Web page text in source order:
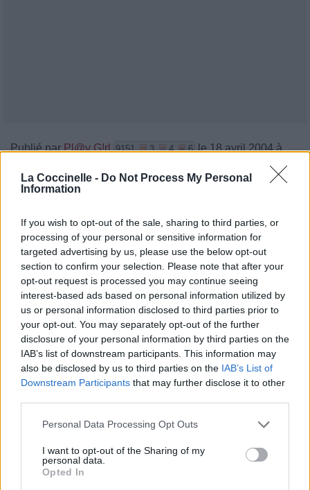
La Coccinelle - Do Not Process My Personal
Information
If you wish to opt-out of the sale, sharing to third parties, or
processing of your personal or sensitive information for
targeted advertising by us, please use the below opt-out
section to confirm your selection. Please note that after your
opt-out request is processed you may continue seeing
interest-based ads based on personal information utilized by
us or personal information disclosed to third parties prior to
your opt-out. You may separately opt-out of the further
disclosure of your personal information by third parties on the
IAB’s list of downstream participants. This information may
also be disclosed by us to third parties on the IAB’s List of
Downstream Participants that may further disclose it to other
Personal Data Processing Opt Outs
I want to opt-out of the Sharing of my
personal data.
Opted In
Publié parPl@y G!rl 9151 3 4 6 le 18 avril 2004 à
Paroles + Traduction Téléchargement
Vidéos
Commentaires
Pour prolonger le plaisir musical :
Télécharger légalement les MP3 ou trouver le CD sur
Trouver des vinyles et des CD sur
Trouver un instrument de musique ou une partition au